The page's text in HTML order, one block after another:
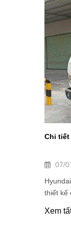
Chi tiết
07/
thiết kế
Xem